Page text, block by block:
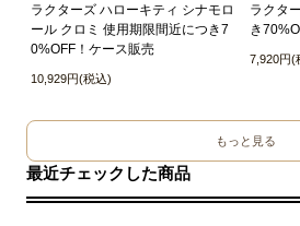
ラクターズ ハローキティ シナモロ
ール クロミ 使用期限間近につき7
0%OFF！ケース販売
10,929円(税込)
ラクタ
き
7,920円(
もっと見る
最近チェックした商品